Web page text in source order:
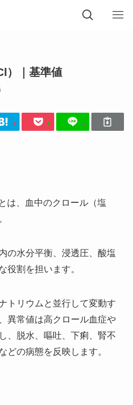
）｜基準値
は、血中のクロール（塩
の水分平衡、浸透圧、酸塩
役割を担います。
トリウムと並行して変動す
異常値は高クロール血症や
、脱水、嘔吐、下痢、腎不
どの病態を反映します。